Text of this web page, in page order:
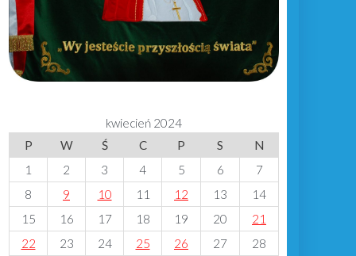
kwiecień 2024
P
W Ś C P S
N
1
2 3 4 5 6
7
8
9 10 11 12 13
14
15
16 17 18 19 20
21
22
23 24 25 26 27
28